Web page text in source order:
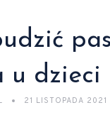
u dzieci
21 LISTOPADA 2021